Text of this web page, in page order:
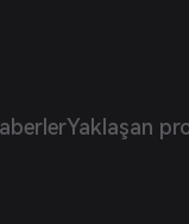
Yaklaşan